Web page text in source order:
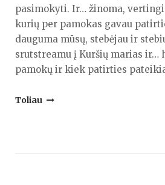
pasimokyti. Ir… žinoma,
kurių per pamokas gavau
dauguma mūsų, stebėjau ir
srutstreamu į Kuršių marias ir…
pamokų ir kiek patirties
"Auksinės
Toliau